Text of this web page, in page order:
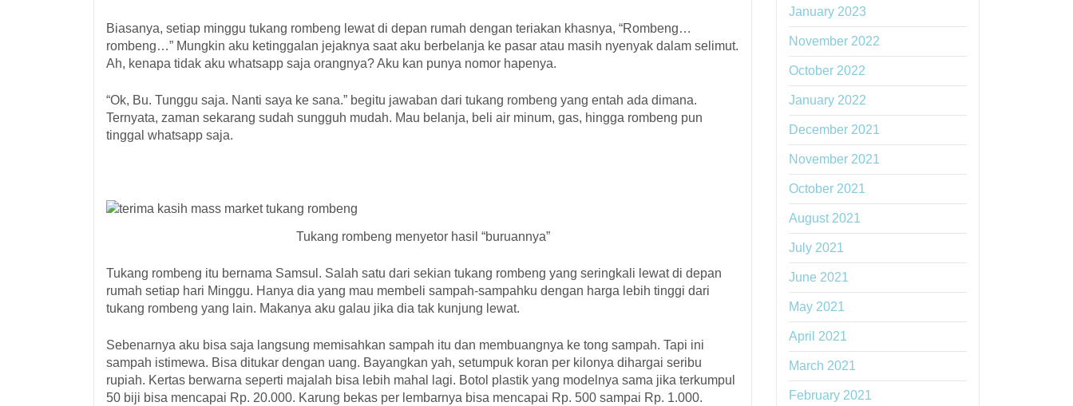
Biasanya, setiap minggu tukang rombeng lewat di depan rumah dengan teriakan khasnya, “Rombeng…
rombeng…” Mungkin aku ketinggalan jejaknya saat aku berbelanja ke pasar atau masih nyenyak dalam selimut.
Ah, kenapa tidak aku whatsapp saja orangnya? Aku kan punya nomor hapenya.
“Ok, Bu. Tunggu saja. Nanti saya ke sana.” begitu jawaban dari tukang rombeng yang entah ada dimana.
Ternyata, zaman sekarang sudah sungguh mudah. Mau belanja, beli air minum, gas, hingga rombeng pun
tinggal whatsapp saja.
Tukang rombeng menyetor hasil “buruannya”
Tukang rombeng itu bernama Samsul. Salah satu dari sekian tukang rombeng yang seringkali lewat di depan
rumah setiap hari Minggu. Hanya dia yang mau membeli sampah-sampahku dengan harga lebih tinggi dari
tukang rombeng yang lain. Makanya aku galau jika dia tak kunjung lewat.
Sebenarnya aku bisa saja langsung memisahkan sampah itu dan membuangnya ke tong sampah. Tapi ini
sampah istimewa. Bisa ditukar dengan uang. Bayangkan yah, setumpuk koran per kilonya dihargai seribu
rupiah. Kertas berwarna seperti majalah bisa lebih mahal lagi. Botol plastik yang modelnya sama jika terkumpul
50 biji bisa mencapai Rp. 20.000. Karung bekas per lembarnya bisa mencapai Rp. 500 sampai Rp. 1.000.
January 2023
November 2022
October 2022
January 2022
December 2021
November 2021
October 2021
August 2021
July 2021
June 2021
May 2021
April 2021
March 2021
February 2021